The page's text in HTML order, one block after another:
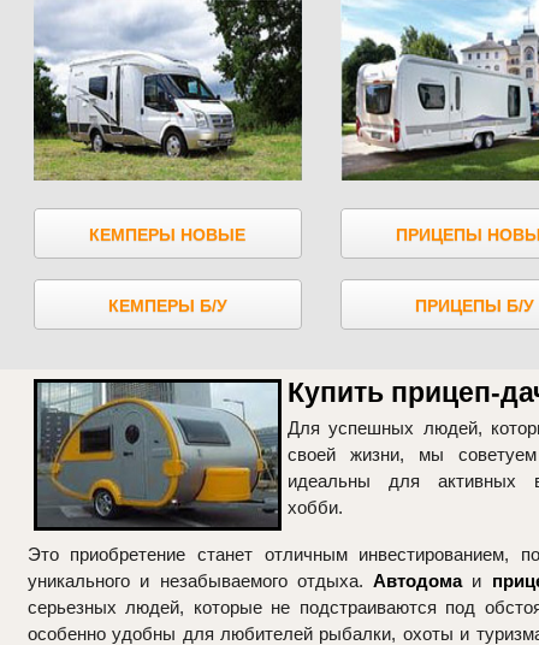
КЕМПЕРЫ НОВЫЕ
КЕМПЕРЫ Б/У
ПРИЦЕПЫ
ПРИЦЕПЫ Б/У
Купить прицеп-
Для успешных людей,
своей жизни, мы
идеальны для активных
хобби.
Это приобретение станет отличным инвестированием,
уникального и незабываемого отдыха.Автодома и
серьезных людей, которые не подстраиваются под
особенно удобны для любителей рыбалки, охоты и